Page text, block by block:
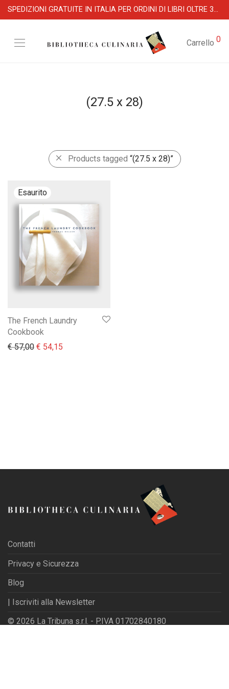
SPEDIZIONI GRATUITE IN ITALIA PER ORDINI DI LIBRI OLTRE 39 €
Carrello 0
(27.5 x 28)
Products tagged “(27.5 x 28)”
The French Laundry
Cookbook
€57,00 Il prezzo originale era: € 57,00.
€ 54,15
Contatti
Privacy e Sicurezza
Blog
| Iscriviti alla Newsletter
© 2026 La Tribuna s.r.l. - P.IVA 01702840180